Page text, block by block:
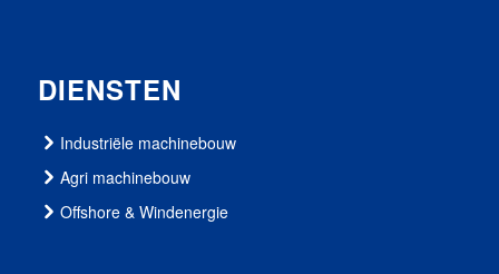
DIENSTEN
Industriële machinebouw
Agri machinebouw
Offshore & Windenergie